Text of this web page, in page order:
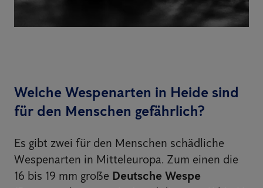
Welche Wespenarten in Heide sind
für den Menschen gefährlich?
Es gibt zwei für den Menschen schädliche
Wespenarten in Mitteleuropa. Zum einen die
16 bis 19 mm große Deutsche Wespe